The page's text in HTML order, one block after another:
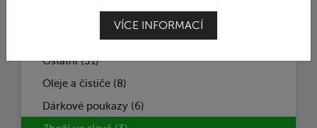
VÍCE INFORMACÍ
Zvířatka (43)
Ostatní (31)
Oleje a čističe (8)
Dárkové poukazy (6)